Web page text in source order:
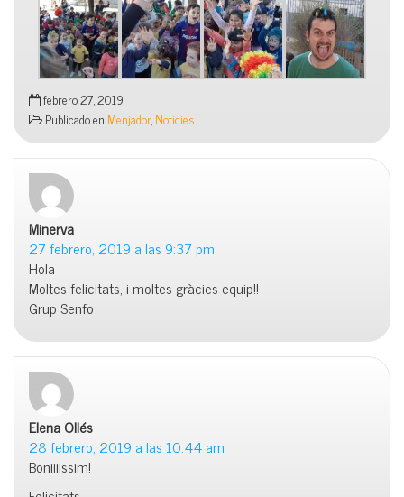
febrero 27, 2019
Publicado en Menjador,Noticies
Minerva
27 febrero, 2019 a las 9:37 pm
Hola
Moltes felicitats, i moltes gràcies equip!!
Grup Senfo
Elena Ollés
28 febrero, 2019 a las 10:44 am
Boniiiissim!